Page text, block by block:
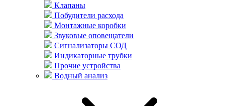
Клапаны
Побудители расхода
Монтажные коробки
Звуковые оповещатели
Сигнализаторы СОД
Индикаторные трубки
Прочие устройства
Водный анализ